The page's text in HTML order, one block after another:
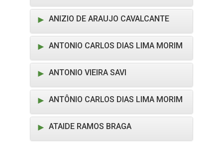
ANIZIO DE ARAUJO CAVALCANTE
ANTONIO CARLOS DIAS LIMA MORIM
ANTONIO VIEIRA SAVI
ANTÔNIO CARLOS DIAS LIMA MORIM
ATAIDE RAMOS BRAGA